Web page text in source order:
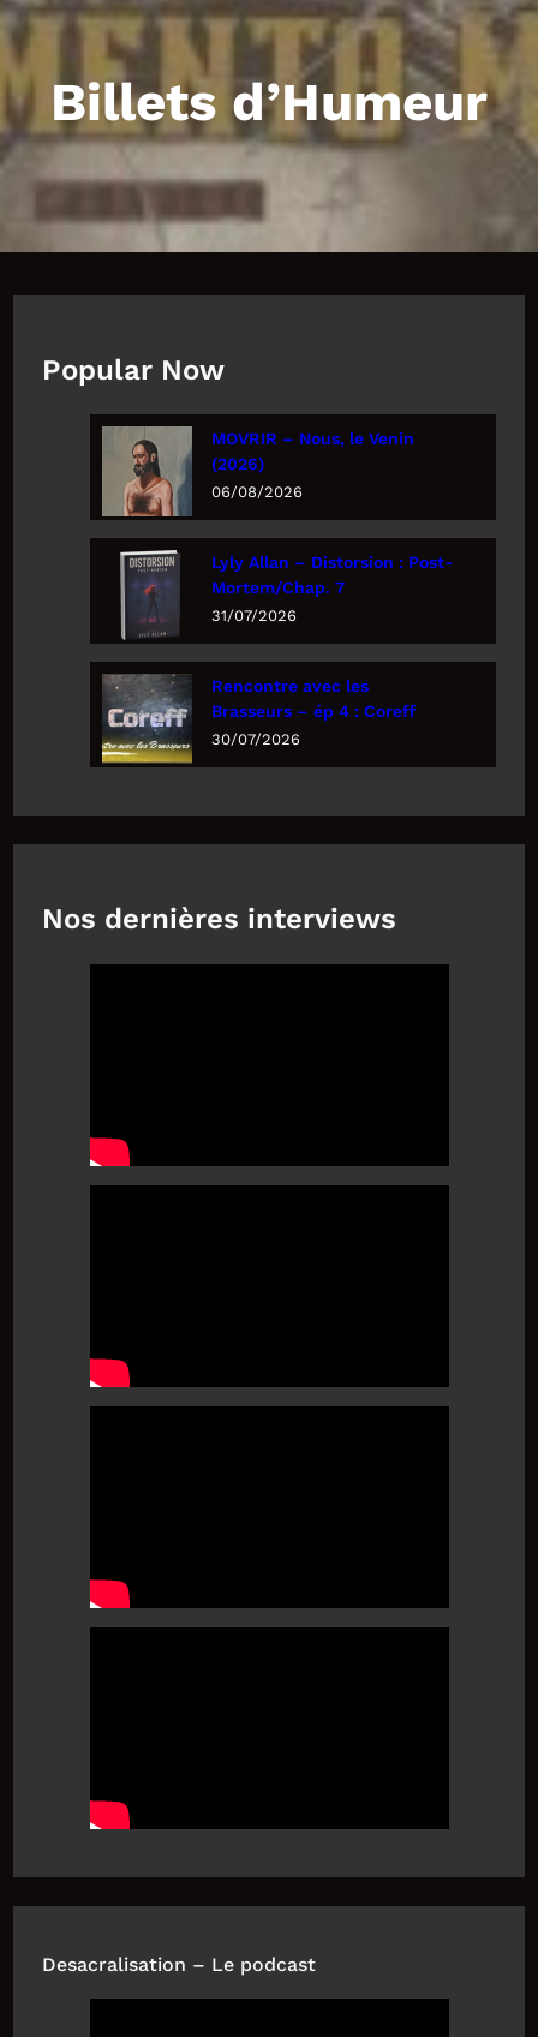
Billets d’Humeur
Popular Now
MOVRIR – Nous, le Venin
(2026)
06/08/2026
Lyly Allan – Distorsion : Post-
Mortem/Chap. 7
31/07/2026
Rencontre avec les
Brasseurs – ép 4 : Coreff
30/07/2026
Nos dernières interviews
Desacralisation – Le podcast